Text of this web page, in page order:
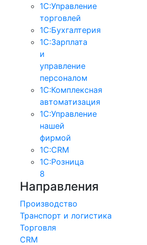
1С:Управление
торговлей
1С:Бухгалтерия
1С:Зарплата
и
управление
персоналом
1С:Комплексная
автоматизация
1С:Управление
нашей
фирмой
1С:CRM
1С:Розница
8
Направления
Производство
Транспорт и логистика
Торговля
CRM